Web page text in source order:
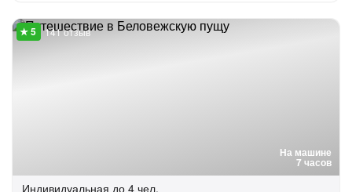
На машине
7 часов
141 отзыв
Индивидуальная до 4 чел.